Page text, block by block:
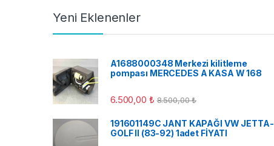
Yeni Eklenenler
A1688000348 Merkezi kilitleme
pompası MERCEDES A KASA W 168
6.500,00 ₺ 8.500,00₺
191601149C JANT KAPAĞI VW JETTA-
GOLF II (83-92) 1adet FİYATI